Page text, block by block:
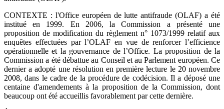
CONTEXTE : l'Office européen de lutte antifraude (OLAF) a été
institué en 1999. En 2006, la Commission a présenté une
proposition de modification du règlement n° 1073/1999 relatif aux
enquêtes effectuées par l’OLAF en vue de renforcer l’efficience
opérationnelle et la gouvernance de l’Office. La proposition de la
Commission a été débattue au Conseil et au Parlement européen. Ce
dernier a adopté une résolution en première lecture le 20 novembre
2008, dans le cadre de la procédure de codécision. Il a déposé une
centaine d'amendements à la proposition de la Commission, dont
beaucoup ont été accueillis favorablement par cette dernière.